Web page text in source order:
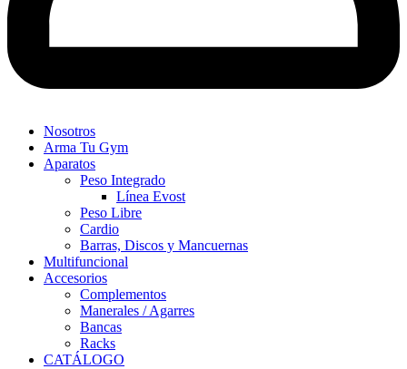
Nosotros
Arma Tu Gym
Aparatos
Peso Integrado
Línea Evost
Peso Libre
Cardio
Barras, Discos y Mancuernas
Multifuncional
Accesorios
Complementos
Manerales / Agarres
Bancas
Racks
CATÁLOGO